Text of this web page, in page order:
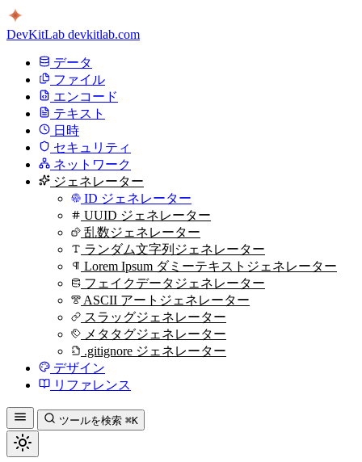
DevKitLab devkitlab.com
データ
ファイル
エンコード
テキスト
日時
セキュリティ
ネットワーク
ジェネレーター
ID ジェネレーター
UUID ジェネレーター
乱数ジェネレーター
ランダム文字列ジェネレーター
Lorem Ipsum ダミーテキストジェネレーター
フェイクデータジェネレーター
ASCII アートジェネレーター
スラッグジェネレーター
メタタグジェネレーター
.gitignore ジェネレーター
デザイン
リファレンス
ツールを検索 ⌘K